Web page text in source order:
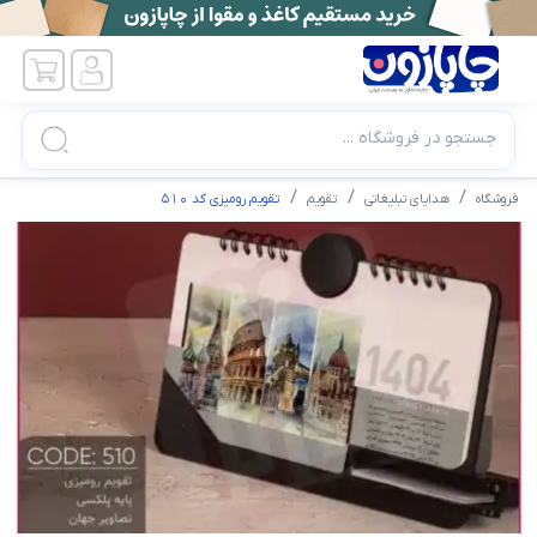
جستجو در فروشگاه ...
فروشگاه هدایای تبلیغاتی تقویم تقویم رومیزی کد 510